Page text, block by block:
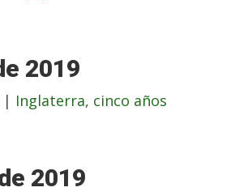
2019
| Inglaterra, cinco años
2019